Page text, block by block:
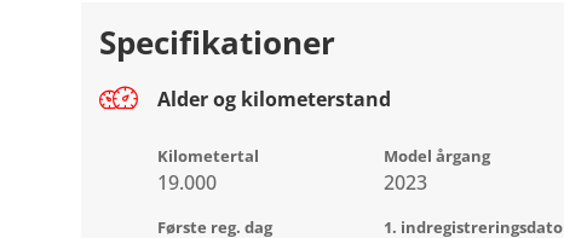
Midterarmlæn
Elruder for & bag
Specifikationer
Alder og kilometerstand
Kilometertal
19.000
Model årgang
2023
Første reg. dag 1. indregistreringsdato